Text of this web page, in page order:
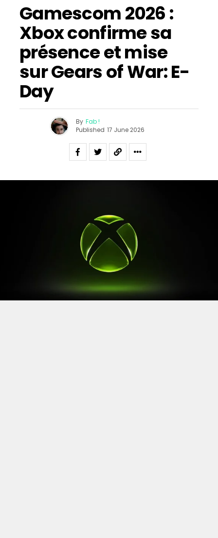
Gamescom 2026 :
Xbox confirme sa
présence et mise
sur Gears of War: E-
Day
By Fab !
Published 17 June 2026